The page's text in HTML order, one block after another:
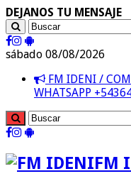
DEJANOS TU MENSAJE
sábado 08/08/2026
FM IDENI /
WHATSAPP
FM